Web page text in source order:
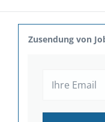
Zusendung von